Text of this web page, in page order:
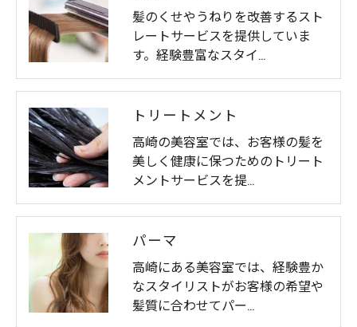
髪のくせやうねりを改善するスト
レートサービスを提供していま
す。経験豊富なスタイ…
トリートメント
高崎の美容室では、お客様の髪を
美しく健康に保つためのトリート
メントサービスを提…
パーマ
高崎にある美容室では、経験豊か
なスタイリストがお客様の希望や
髪質に合わせてパー…